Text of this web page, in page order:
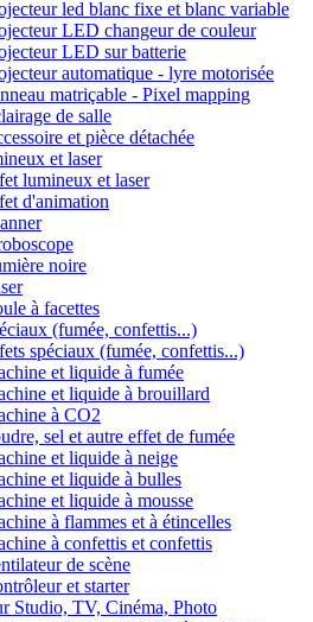
led blanc fixe et blanc variable
LED changeur de couleur
LED sur batterie
automatique - lyre motorisée
matriçable - Pixel mapping
de salle
et pièce détachée
et laser
lumineux et laser
d'animation
noire
à facettes
(fumée, confettis...)
spéciaux (fumée, confettis...)
et liquide à fumée
et liquide à brouillard
à CO2
sel et autre effet de fumée
et liquide à neige
et liquide à bulles
et liquide à mousse
à flammes et à étincelles
à confettis et confettis
de scène
et starter
Studio, TV, Cinéma, Photo